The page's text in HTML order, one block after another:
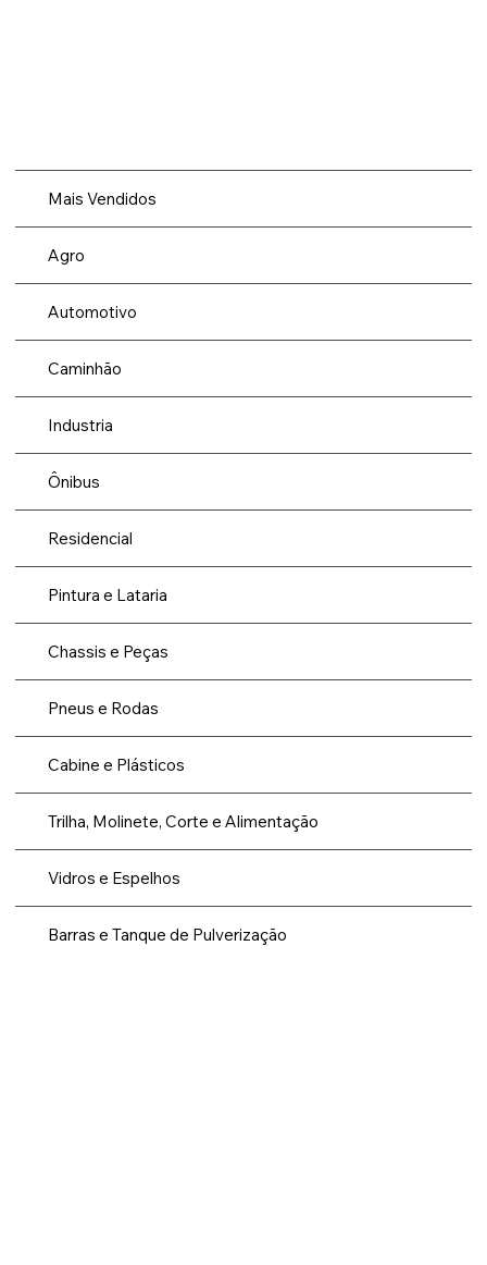
Mais Vendidos
Agro
Automotivo
Caminhão
Industria
Ônibus
Residencial
Pintura e Lataria
Chassis e Peças
Pneus e Rodas
Cabine e Plásticos
Trilha, Molinete, Corte e Alimentação
Vidros e Espelhos
Barras e Tanque de Pulverização